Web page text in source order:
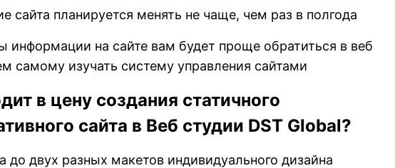
сайта планируется менять не чаще, чем раз в полгода
информации на сайте вам будет проще обратиться в веб
самому изучать систему управления сайтами
в цену создания статичного
сайта в Веб студии DST Global?
до двух разных макетов индивидуального дизайна